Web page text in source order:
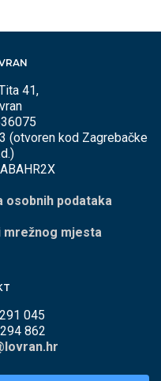
41,
(otvoren kod Zagrebačke
osobnih podataka
mrežnog mjesta
045
862